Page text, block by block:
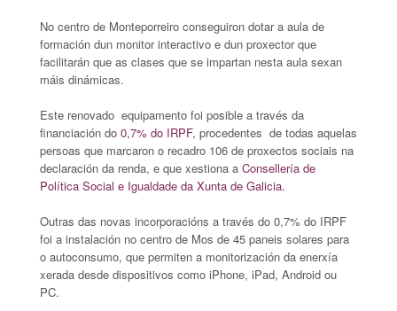
No centro de Monteporreiro conseguiron dotar a aula de
formación dun monitor interactivo e dun proxector que
facilitarán que as clases que se impartan nesta aula sexan
máis dinámicas.
Este renovado equipamento foi posible a través da
financiación do 0,7% do IRPF, procedentes de todas aquelas
persoas que marcaron o recadro 106 de proxectos sociais na
declaración da renda, e que xestiona a Consellería de
Política Social e Igualdade da Xunta de Galicia.
Outras das novas incorporacións a través do 0,7% do IRPF
foi a instalación no centro de Mos de 45 paneis solares para
o autoconsumo, que permiten a monitorización da enerxía
xerada desde dispositivos como iPhone, iPad, Android ou
PC.